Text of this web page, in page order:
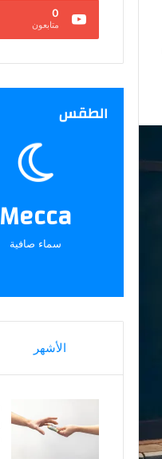
0
متابعون
الطقس
Mecca
سماء صافية
الأشهر